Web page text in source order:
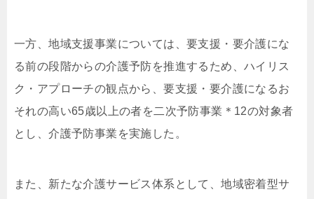
一方、地域支援事業については、要支援・要介護にな
る前の段階からの介護予防を推進するため、ハイリス
ク・アプローチの観点から、要支援・要介護になるお
それの高い65歳以上の者を二次予防事業＊12の対象者
とし、介護予防事業を実施した。
また、新たな介護サービス体系として、地域密着型サ